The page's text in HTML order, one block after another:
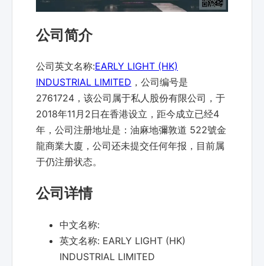
公司简介
公司英文名称:EARLY LIGHT (HK)
INDUSTRIAL LIMITED ，公司编号是
2761724，该公司属于私人股份有限公司，于
2018年11月2日在香港设立，距今成立已经4
年，公司注册地址是：油麻地彌敦道 522號金
龍商業大廈，公司还未提交任何年报，目前属
于仍注册状态。
公司详情
中文名称:
英文名称: EARLY LIGHT (HK)
INDUSTRIAL LIMITED